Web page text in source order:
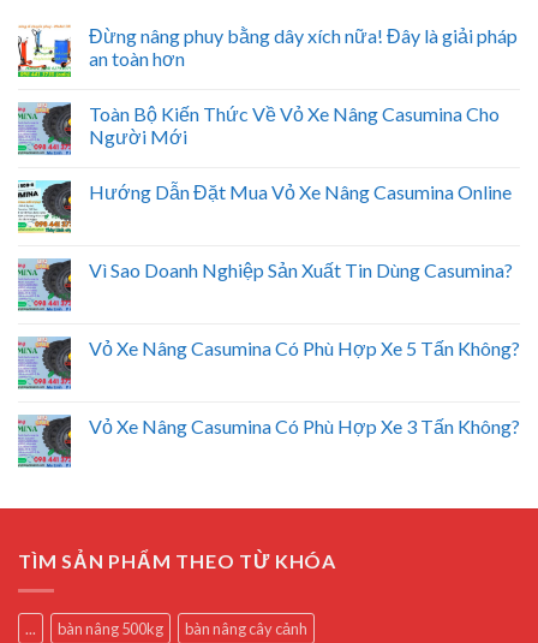
Đừng nâng phuy bằng dây xích nữa! Đây là giải pháp
an toàn hơn
Toàn Bộ Kiến Thức Về Vỏ Xe Nâng Casumina Cho
Người Mới
Hướng Dẫn Đặt Mua Vỏ Xe Nâng Casumina Online
Vì Sao Doanh Nghiệp Sản Xuất Tin Dùng Casumina?
Vỏ Xe Nâng Casumina Có Phù Hợp Xe 5 Tấn Không?
Vỏ Xe Nâng Casumina Có Phù Hợp Xe 3 Tấn Không?
TÌM SẢN PHẨM THEO TỪ KHÓA
... bàn nâng 500kg
bàn nâng cây cảnh